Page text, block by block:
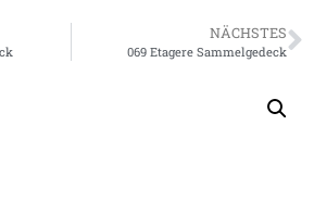
NÄCHSTES
069 Etagere Sammelgedeck